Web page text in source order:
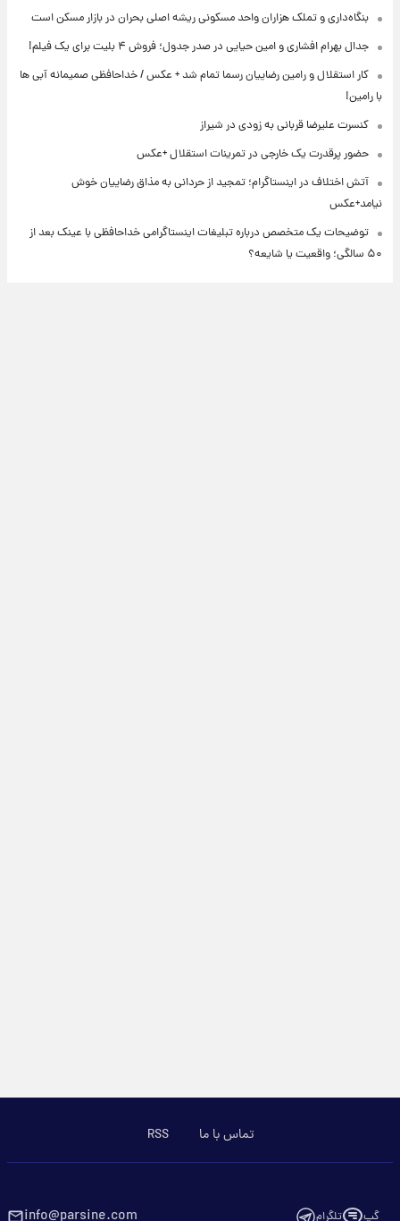
بنگاه‌داری و تملک هزاران واحد مسکونی ریشه اصلی بحران در بازار مسکن است
جدال بهرام افشاری و امین حیایی در صدر جدول؛ فروش ۴ بلیت برای یک فیلم!
کار استقلال و رامین رضاییان رسما تمام شد + عکس / خداحافظی صمیمانه آبی ها
با رامین!
کنسرت علیرضا قربانی به زودی در شیراز
حضور پرقدرت یک خارجی در تمرینات استقلال +عکس
آتش اختلاف در اینستاگرام؛ تمجید از حردانی به مذاق رضاییان خوش
نیامد+عکس
توضیحات یک متخصص درباره تبلیغات اینستاگرامی خداحافظی با عینک بعد از
۵۰ سالگی؛ واقعیت یا شایعه؟
تماس با ما RSS
گپ تلگرام